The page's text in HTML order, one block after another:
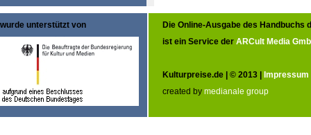
wurde unterstützt von
Die Online-Ausgabe des Handbuchs
ist ein Service der ARCult Media
Kulturpreise.de | © 2013 | Impressum
created by medianale group